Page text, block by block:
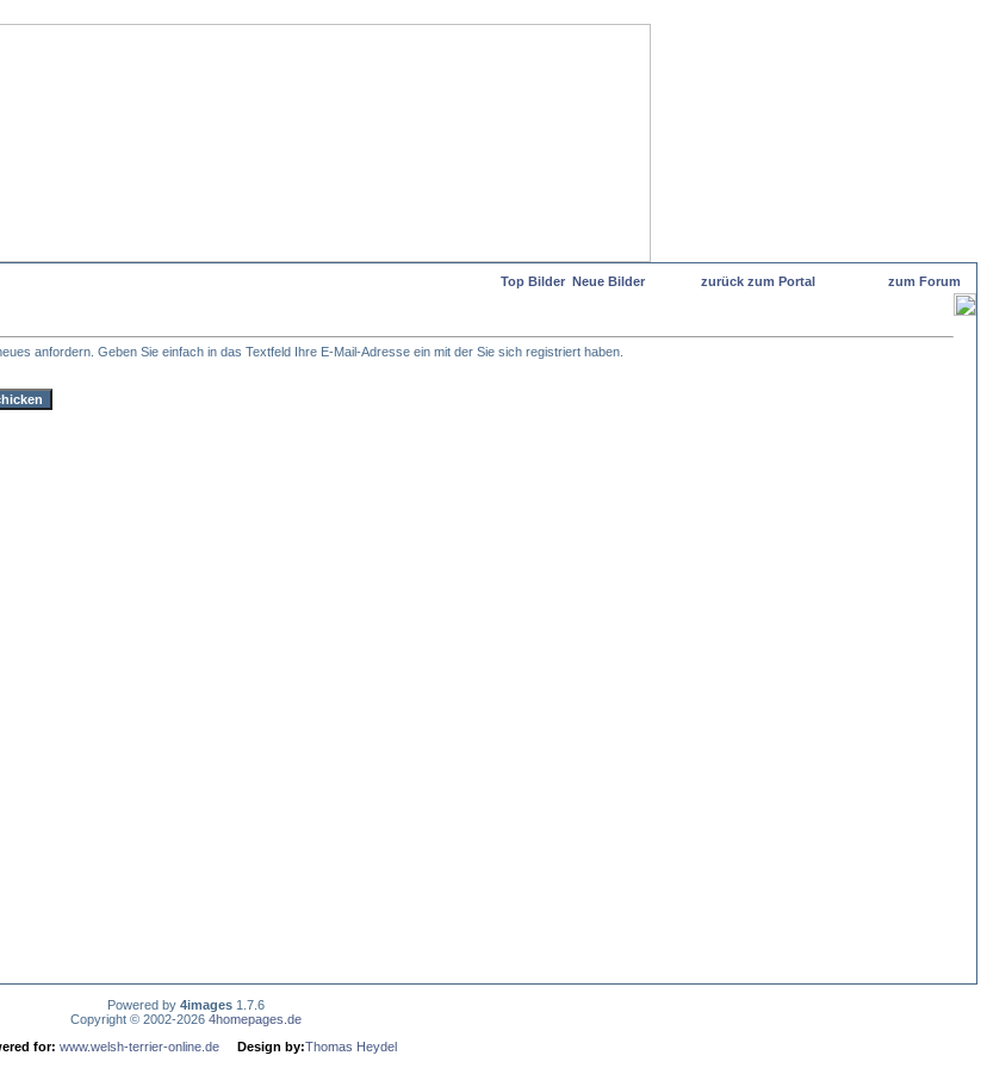
Top Bilder Neue Bilder zurück zum Portal
zum Forum
anfordern. Geben Sie einfach in das Textfeld Ihre E-Mail-Adresse ein mit der Sie sich registriert haben.
Powered by 4images 1.7.6
Copyright © 2002-2026 4homepages.de
for: www.welsh-terrier-online.de Design by:Thomas Heydel